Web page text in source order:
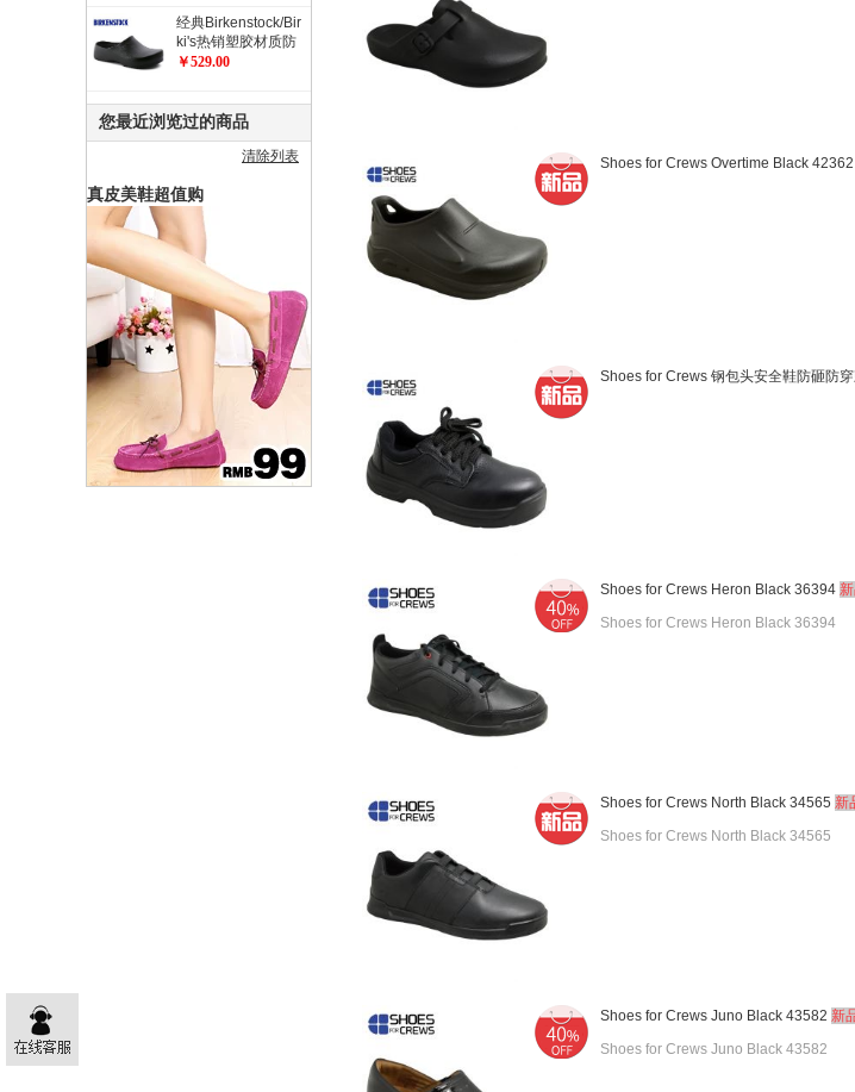
Shoes for Crews Overtime Black
Shoes for Crews 钢包头安全鞋防砸防
Shoes for Crews Heron Black 36394
Shoes for Crews Heron Black 36394
Shoes for Crews North Black 34565 新
Shoes for Crews North Black 34565
Shoes for Crews Juno Black 43582 新
Shoes for Crews Juno Black 43582
经典Birkenstock/Bir
ki's热销塑胶材质防
滑工作鞋 职业鞋 厨
￥529.00
您最近浏览过的商品
清除列表
真皮美鞋超值购